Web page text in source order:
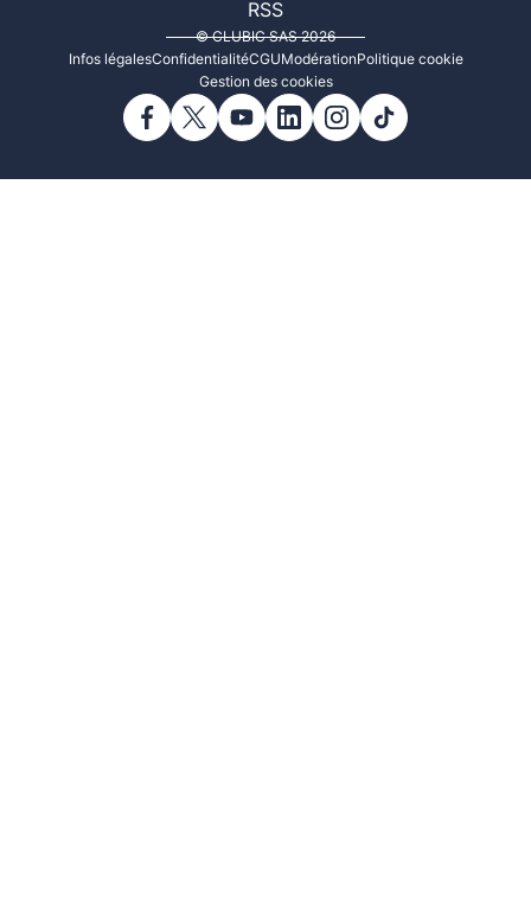
RSS
© CLUBIC SAS 2026
Infos légalesConfidentialitéCGUModérationPolitique cookie
Gestion des cookies